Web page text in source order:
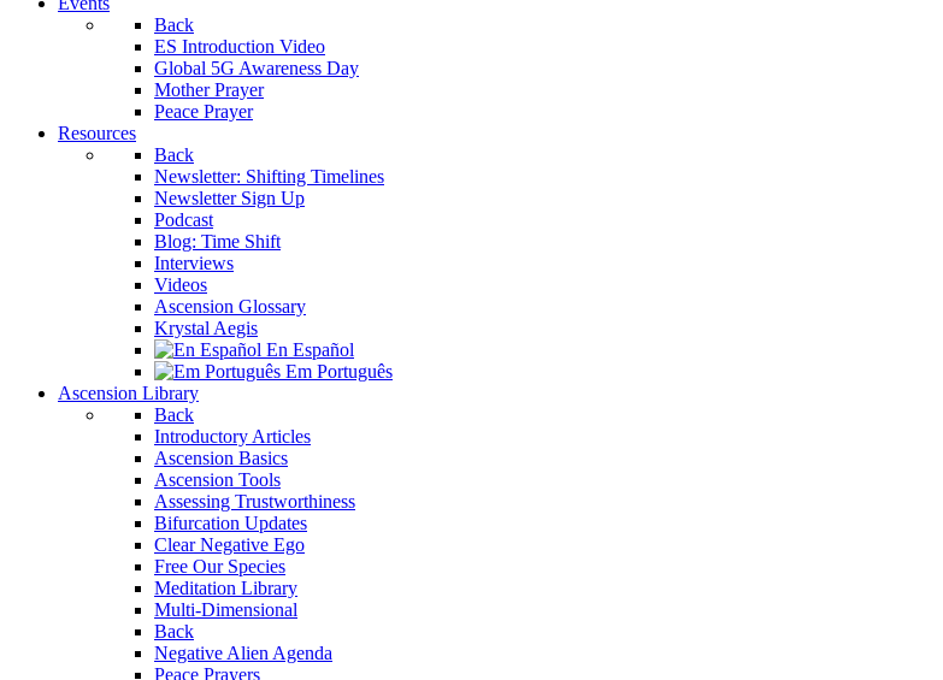
Back
ES Introduction Video
Global 5G Awareness Day
Mother Prayer
Peace Prayer
Resources
Back
Newsletter: Shifting Timelines
Newsletter Sign Up
Podcast
Blog: Time Shift
Interviews
Videos
Ascension Glossary
Krystal Aegis
En Español
Em Português
Ascension Library
Back
Introductory Articles
Ascension Basics
Ascension Tools
Assessing Trustworthiness
Bifurcation Updates
Clear Negative Ego
Free Our Species
Meditation Library
Multi-Dimensional
Back
Negative Alien Agenda
Peace Prayers